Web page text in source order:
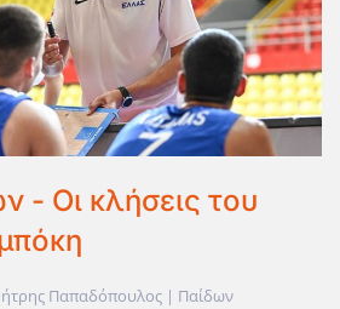
- Οι κλήσεις του
Παπαδόπουλος | Παίδων